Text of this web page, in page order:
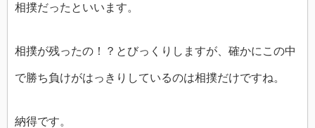
相撲だったといいます。
相撲が残ったの！？とびっくりしますが、確かにこの中
で勝ち負けがはっきりしているのは相撲だけですね。
納得です。